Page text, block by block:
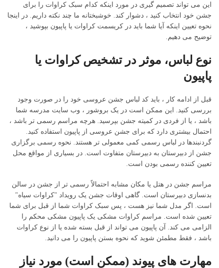
این می تواند تصمیم گیری در مورد اینکه کدام سبک کراوات را برای
جشن خود انتخاب کنید ، دشوار کند. خوشبختانه ما چند نکته داریم. در اینجا
نحوه تعیین اینکه آیا شما باید در کریسمت کراوات یا پاپیون بپوشید ،
توضیح می دهیم.
نوع لباس، موثر در تشخیص کراوات یا
پاپیون
قبل از ادامه کار ، باید کد لباس جشن عروسی خود را در صورت وجود
بررسی کنید. این ممکن است در یک بروشور ، وب سایت مدرسه شما
باشد ، یا از فردی در کمیته جشن بپرسید. هرچه مراسم رسمی تر باشد ،
احتمال بیشتری دارد که برای جشن عروسی از پاپیون استفاده کنید.
گردنبندها در لباس رسمی کمی معمولی تر هستند. نحوه رسمی برگزاری
جشن از دبیرستان به دبیرستان متفاوت است. در بسیاری از مواقع محل
تعیین کننده رسمی بودن است.
مراسم جشن در هتل یا مکان مشابه احتمالاً رسمی تر از جشن در سالن
بدنسازی دبیرستان است. گاهی اوقات جشن یک رویداد "کراوات سیاه"
است. اگر مدل شما نیز هست ، پس سبک کراوات شما از قبل برای شما
تعیین شده است. مراسم کراوات مشکی یک پاپیون مشکی محکم را
الزامی می کند. آن پاپیون می تواند از قبل بسته شده یا از نوع کراوات
باشد ، فقط مطمئن شوید که نحوه بستن پاپیون را می دانید.
مهارت های پیوند (ممکن است) مورد نیاز